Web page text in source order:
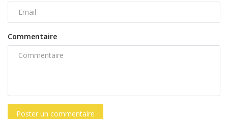
Commentaire
Poster un commentaire